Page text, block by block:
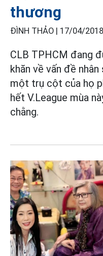
thương
ĐÌNH THẢO | 17/04/
CLB TPHCM đang
khăn về vấn đề
một trụ cột của họ
hết V.League mùa
chằng.